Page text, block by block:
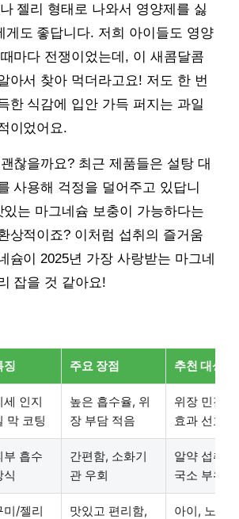
젤리 형태로 나와서 영양제를 싫
게도 좋답니다. 저희 아이들도 영양
마다 전쟁이었는데, 이 새콤달콤
아서 찾아 먹더라고요! 저도 한 번
한 식감에 입안 가득 퍼지는 과일
이었어요.
찮을까요? 최근 제품들은 설탕 대
사용해 걱정을 덜어주고 있답니
는 마그네슘 보충이 가능하다는
상적이죠? 이처럼 섭취의 즐거움
슘이 2025년 가장 사랑받는 마그네
잡을 것 같아요!
징 주요 장점 추천 대상
세 인지
막 코팅
높은 흡수율, 위
장 부담 적음
위장 민감
효과 선호자
부 흡수
식
간편함, 소화기
관 우회
알약 섭취
국소 부위
미/젤리
맛있고 편리함,
아이, 노약